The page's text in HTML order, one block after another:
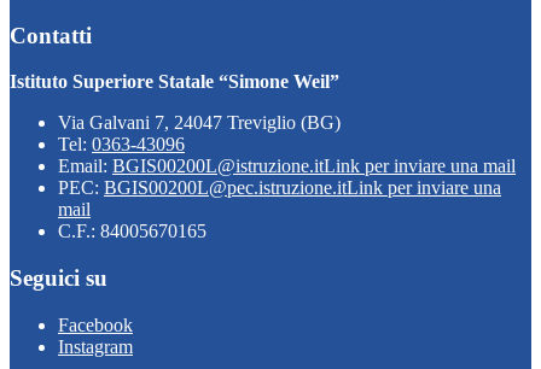
Contatti
Istituto Superiore Statale “Simone Weil”
Via Galvani 7, 24047 Treviglio (BG)
Tel: 0363-43096
Email: BGIS00200L@istruzione.itLink per inviare una mail
PEC: BGIS00200L@pec.istruzione.itLink per inviare una
mail
C.F.: 84005670165
Seguici su
Facebook
Instagram